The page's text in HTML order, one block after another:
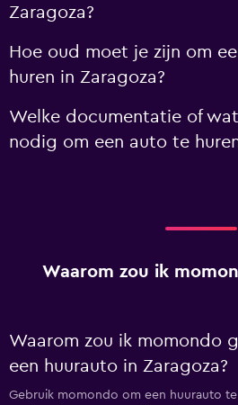
Zaragoza?
Hoe oud moet je zijn om
huren in Zaragoza?
Welke documentatie of
nodig om een auto te
Waarom zou ik
Waarom zou ik momondo
een huurauto in Zaragoza?
Gebruik momondo om een huurauto